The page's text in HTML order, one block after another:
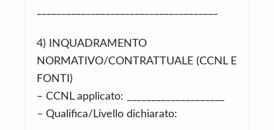
4) INQUADRAMENTO
NORMATIVO/CONTRATTUALE (CCNL E
FONTI)
– CCNL applicato: ____________________
– Qualifica/Livello dichiarato: